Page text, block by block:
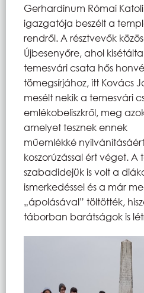
Gerhardinum Római
igazgatója beszélt a
rendről. A résztvevők
Újbesenyőre, ahol
temesvári csata hős
tömegsírjához, itt Kovács
mesélt nekik a temesvári
emlékobeliszkről, meg
amelyet tesznek ennek
műemlékké
koszorúzással ért véget.
szabadidejük is volt a
ismerkedéssel és a már
„ápolásával” töltötték,
táborban barátságok is